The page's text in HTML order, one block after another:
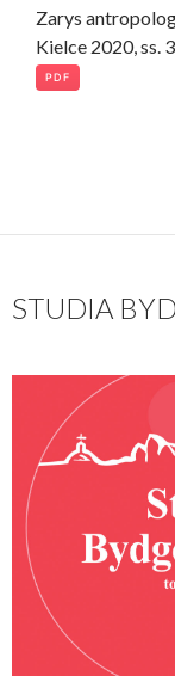
Zarys
Kielce 2020, ss.
PDF
STUDIA